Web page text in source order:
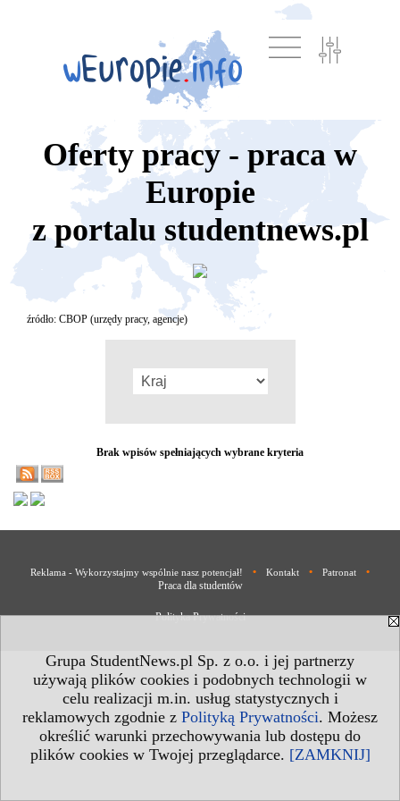
Grupa StudentNews.pl Sp. z o.o. i jej partnerzy
używają plików cookies i podobnych technologii w
celu realizacji m.in. usług statystycznych i
reklamowych zgodnie z Polityką Prywatności. Możesz
określić warunki przechowywania lub dostępu do
plików cookies w Twojej przeglądarce. [ZAMKNIJ]
Oferty pracy - praca w
Europie
z portalu studentnews.pl
źródło: CBOP (urzędy pracy, agencje)
Brak wpisów spełniających wybrane kryteria
Reklama - Wykorzystajmy wspólnie nasz potencjał! • Kontakt • Patronat
•
Praca dla studentów
Polityka Prywatności